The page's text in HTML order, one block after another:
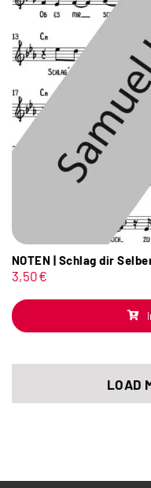
NOTEN | Schlag dir
3,50€
LOAD